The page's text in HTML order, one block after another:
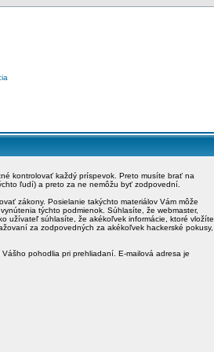
kontrolovať každý príspevok. Preto musíte brať na
ľudí) a preto za ne nemôžu byť zodpovední.
zákony. Posielanie takýchto materiálov Vám môže
týchto podmienok. Súhlasíte, že webmaster,
užívateľ súhlasíte, že akékoľvek informácie, ktoré vložíte
za zodpovedných za akékoľvek hackerské pokusy,
pohodlia pri prehliadaní. E-mailová adresa je